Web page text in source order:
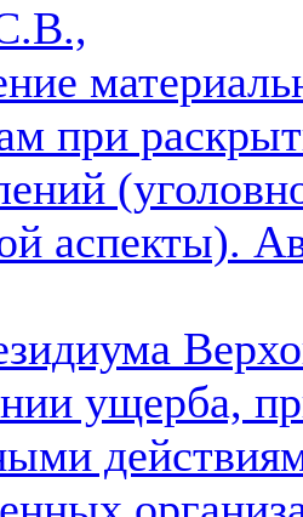
при
аспекты).
ущерба,